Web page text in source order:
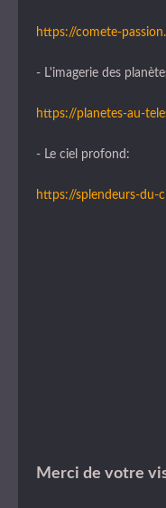
https://comete-
- L'imagerie des
https://planetes-au-
- Le ciel profond:
https://splendeurs-du-
Merci de votre